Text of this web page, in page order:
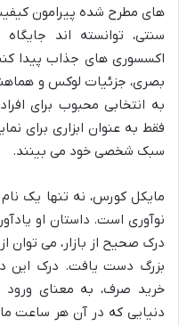
های مطرح شده پیرامون
سنتی، توانسته اند
اکسسوری های جذاب پیدا
بصری، جزئیات لوکس و
به انتخابی محبوب برای
فقط به عنوان ابزاری برای
سبک شخصی خود می بینند.
مایکل کورس، نه تنها یک
نوآوری است. داستان او
درک صحیح از بازار، می
بزرگ دست یافت. درک این
خرید صرف، به معنای ورود
دنیایی که در آن هر ساعت